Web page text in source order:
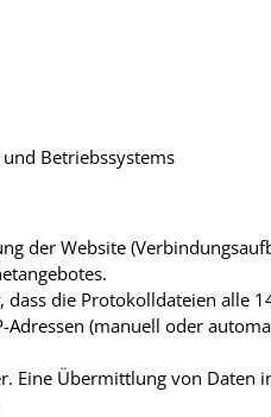
Betriebssystems
der Website
die Protokolldateien alle
(manuell oder
Eine Übermittlung von